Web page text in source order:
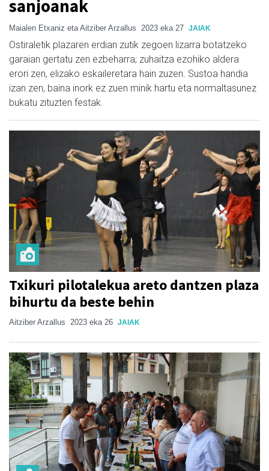
sanjoanak
Maialen Etxaniz eta Aitziber Arzallus 2023 eka 27 JAIAK
Ostiraletik plazaren erdian zutik zegoen lizarra botatzeko
garaian gertatu zen ezbeharra; zuhaitza ezohiko aldera
erori zen, elizako eskaileretara hain zuzen. Sustoa handia
izan zen, baina inork ez zuen minik hartu eta normaltasunez
bukatu zituzten festak.
Txikuri pilotalekua areto dantzen plaza
bihurtu da beste behin
Aitziber Arzallus 2023 eka 26 JAIAK